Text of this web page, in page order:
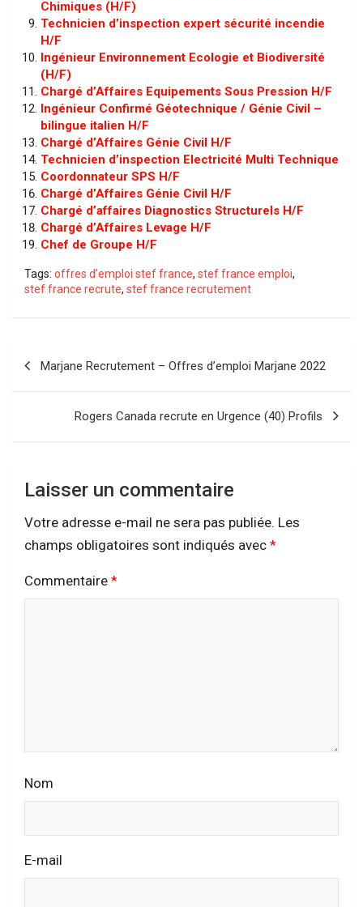
Chimiques (H/F)
Technicien d’inspection expert sécurité incendie
H/F
Ingénieur Environnement Ecologie et Biodiversité
(H/F)
Chargé d’Affaires Equipements Sous Pression H/F
Ingénieur Confirmé Géotechnique / Génie Civil –
bilingue italien H/F
Chargé d’Affaires Génie Civil H/F
Technicien d’inspection Electricité Multi Technique
Coordonnateur SPS H/F
Chargé d’Affaires Génie Civil H/F
Chargé d’affaires Diagnostics Structurels H/F
Chargé d’Affaires Levage H/F
Chef de Groupe H/F
Tags: offres d'emploi stef france, stef france emploi,
stef france recrute, stef france recrutement
Marjane Recrutement – Offres d’emploi Marjane 2022
Rogers Canada recrute en Urgence (40) Profils
Laisser un commentaire
Votre adresse e-mail ne sera pas publiée. Les
champs obligatoires sont indiqués avec *
Commentaire *
Nom
E-mail